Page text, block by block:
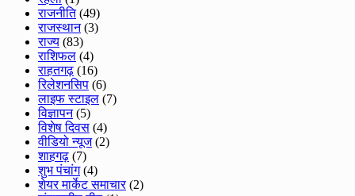
राजनीति(49)
राजस्थान(3)
राज्य (83)
राशिफल (4)
राहतगढ़ (16)
रिलेशनसिप (6)
लाइफ स्टाइल (7)
विज्ञापन(5)
विशेष दिवस (4)
वीडियो न्यूज(2)
शाहगढ़ (7)
शुभ पंचांग(4)
शेयर मार्केट समाचार(2)